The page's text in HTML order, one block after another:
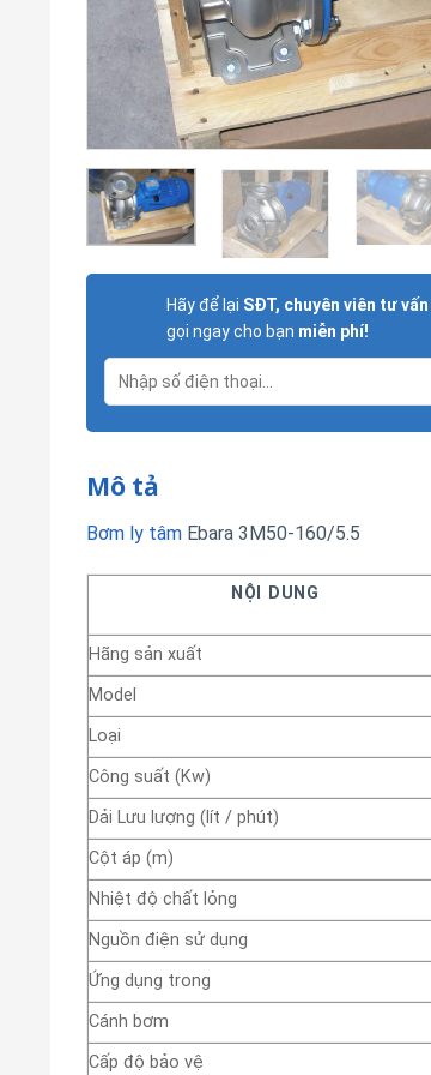
Hãy để lại SĐT, chuyên viên tư vấn
gọi ngay cho bạn miễn phí!
Mô tả
Bơm ly tâm Ebara 3M50-160/5.5
NỘI DUNG
Hãng sản xuất
Model
Loại
Công suất (Kw)
Dải Lưu lượng (lít / phút)
Cột áp (m)
Nhiệt độ chất lỏng
Nguồn điện sử dụng
Ứng dụng trong
Cánh bơm
Cấp độ bảo vệ